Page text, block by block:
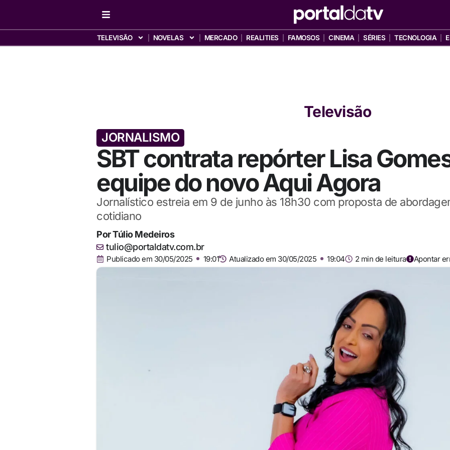
TELEVISÃO NOVELAS MERCADO REALITIES FAMOSOS CINEMA SÉRIES TECNOLOGIA
Televisão
JORNALISMO
SBT contrata repórter Lisa
equipe do novo Aqui Agora
Jornalístico estreia em 9 de junho às 18h30 com proposta de
cotidiano
PorTúlio Medeiros
tulio@portaldatv.com.br
Publicado em 30/05/2025 19:01 Atualizado em 30/05/2025 19:04 2 min de leitura Apontar